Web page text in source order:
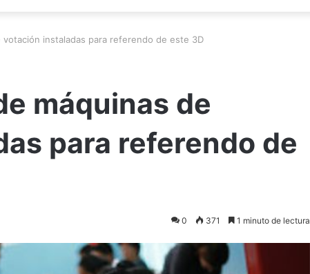
votación instaladas para referendo de este 3D
máquinas de
para referendo de
0 371 1 minuto de lectura